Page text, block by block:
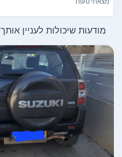
מודעות שיכולות לעניין אותך